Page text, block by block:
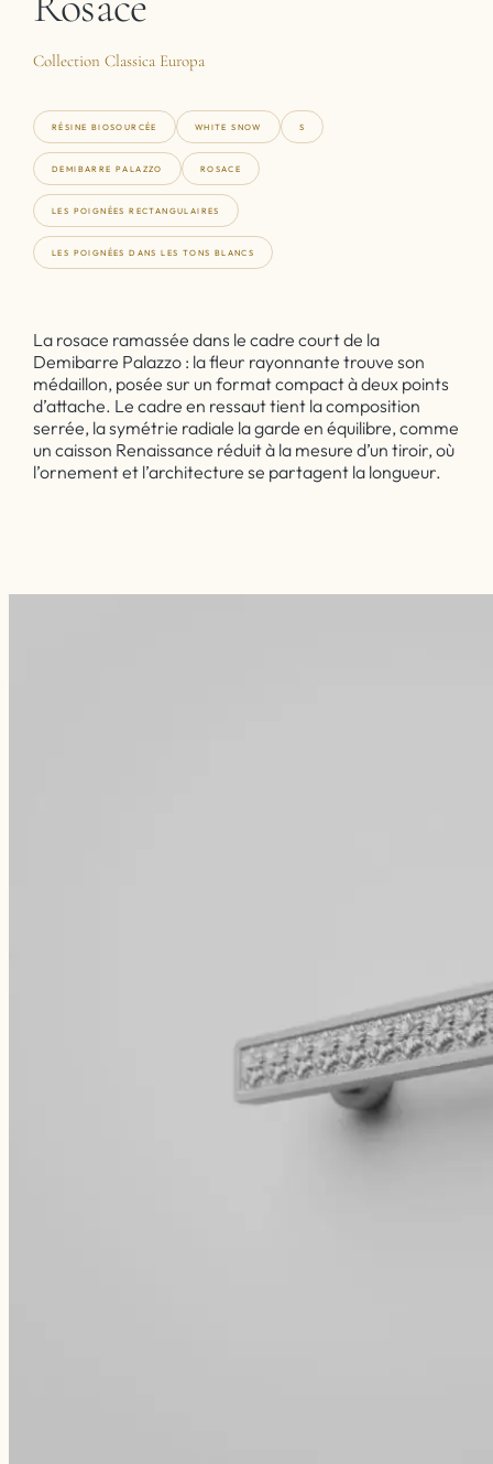
Collection Classica Europa
RÉSINE BIOSOURCÉE WHITE SNOW S
DEMIBARRE PALAZZO ROSACE
LES POIGNÉES RECTANGULAIRES
LES POIGNÉES DANS LES TONS BLANCS
La rosace ramassée dans le cadre court de la
Demibarre Palazzo : la fleur rayonnante trouve son
médaillon, posée sur un format compact à deux points
d’attache. Le cadre en ressaut tient la composition
serrée, la symétrie radiale la garde en équilibre, comme
un caisson Renaissance réduit à la mesure d’un tiroir, où
l’ornement et l’architecture se partagent la longueur.